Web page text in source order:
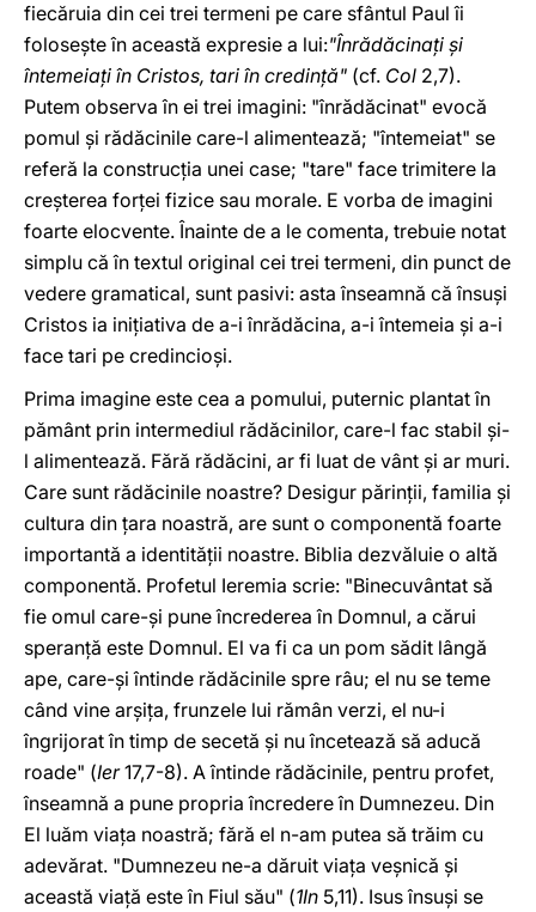
fiecăruia din cei trei termeni pe care sfântul Paul îi
foloseşte în această expresie a lui:"Înrădăcinaţi şi
întemeiaţi în Cristos, tari în credinţă" (cf. Col 2,7).
Putem observa în ei trei imagini: "înrădăcinat" evocă
pomul şi rădăcinile care-l alimentează; "întemeiat" se
referă la construcţia unei case; "tare" face trimitere la
creşterea forţei fizice sau morale. E vorba de imagini
foarte elocvente. Înainte de a le comenta, trebuie notat
simplu că în textul original cei trei termeni, din punct de
vedere gramatical, sunt pasivi: asta înseamnă că însuşi
Cristos ia iniţiativa de a-i înrădăcina, a-i întemeia şi a-i
face tari pe credincioşi.
Prima imagine este cea a pomului, puternic plantat în
pământ prin intermediul rădăcinilor, care-l fac stabil şi-
l alimentează. Fără rădăcini, ar fi luat de vânt şi ar muri.
Care sunt rădăcinile noastre? Desigur părinţii, familia şi
cultura din ţara noastră, are sunt o componentă foarte
importantă a identităţii noastre. Biblia dezvăluie o altă
componentă. Profetul Ieremia scrie: "Binecuvântat să
fie omul care-şi pune încrederea în Domnul, a cărui
speranţă este Domnul. El va fi ca un pom sădit lângă
ape, care-şi întinde rădăcinile spre râu; el nu se teme
când vine arşiţa, frunzele lui rămân verzi, el nu-i
îngrijorat în timp de secetă şi nu încetează să aducă
roade" (Ier17,7-8). A întinde rădăcinile, pentru profet,
înseamnă a pune propria încredere în Dumnezeu. Din
El luăm viaţa noastră; fără el n-am putea să trăim cu
adevărat. "Dumnezeu ne-a dăruit viaţa veşnică şi
această viaţă este în Fiul său" (1In 5,11). Isus însuşi se